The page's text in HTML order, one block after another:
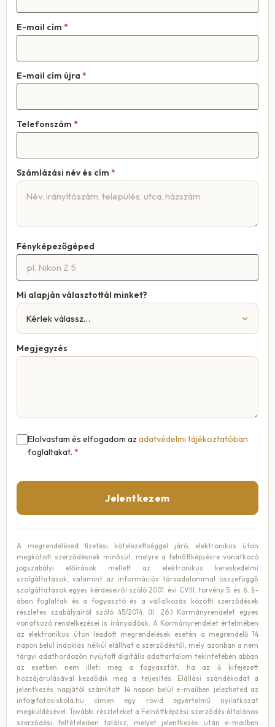
E-mail cím *
E-mail cím újra *
Telefonszám *
Számlázási név és cím *
Fényképezőgéped
Mi alapján választottál minket?
Megjegyzés
Elolvastam és elfogadom az adatvédelmi tájékoztatóban
foglaltakat. *
Jelentkezem
A megrendelésed fizetési kötelezettséggel járó, elektronikus úton
megkötött szerződésnek minősül, melyre a felnőttképzésre vonatkozó
jogszabályi előírások mellett az elektronikus kereskedelmi
szolgáltatások, valamint az információs társadalommal összefüggő
szolgáltatások egyes kérdéseiről szóló 2001. évi CVIII. törvény 5. és 6. §-
ában foglaltak és a fogyasztó és a vállalkozás közötti szerződések
részletes szabályairól szóló 45/2014. (II. 26.) Kormányrendelet egyes
vonatkozó rendelkezései is irányadóak. A Kormányrendelet értelmében
az elektronikus úton leadott megrendelések esetén a megrendelő 14
napon belül indoklás nélkül elállhat a szerződéstől, mely azonban a nem
tárgyi adathordozón nyújtott digitális adattartalom tekintetében abban
az esetben nem illeti meg a fogyasztót, ha az ő kifejezett
hozzájárulásával kezdődik meg a teljesítés. Elállási szándékodat a
jelentkezés napjától számított 14 napon belül e-mailben jelezheted az
info@fotosiskola.hu címen egy rövid egyértelmű nyilatkozat
megküldésével. További részleteket a Felnőttképzési szerződés általános
szerződési feltételeiben találsz, melyet jelentkezés után e-mailben